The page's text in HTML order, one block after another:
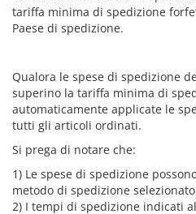
tariffa minima di spedizione
Paese di spedizione.
Qualora le spese di spedizione
superino la tariffa minima di
automaticamente applicate le
tutti gli articoli ordinati.
Si prega di notare che:
1) Le spese di spedizione
metodo di spedizione
2) I tempi di spedizione indicati